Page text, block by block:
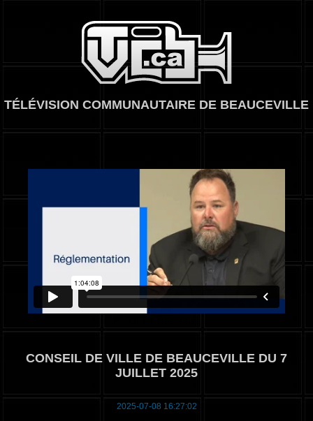
TÉLÉVISION COMMUNAUTAIRE DE BEAUCEVILLE
CONSEIL DE VILLE DE BEAUCEVILLE DU 7
JUILLET 2025
2025-07-08 16:27:02